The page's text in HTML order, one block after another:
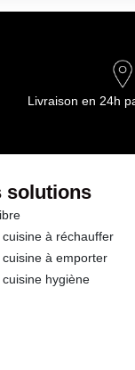
Livraison en 24h
solutions
cuisine à réchauffer
cuisine à emporter
hygiène